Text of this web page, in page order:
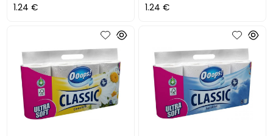
1.24 € 1.24 €